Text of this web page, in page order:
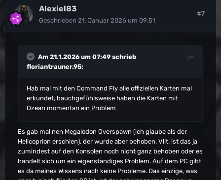
das ganze an Wildcard zu melden. Dann besteht
nämlich die Möglichkeit, das du keinen Einfluss
darauf nehmen kannst. Leider kenne ich mich mit
auch dieses problem
Alexiel83
Geschrieben 21. Januar 2026 um 09:51
#7
Am 21.1.2026 um 07:49 schrieb
floriantrauner.95:
Hab mal mit den Command Fly alle offiziellen Karten mal
erkundet, bauchgefühlsweise haben die Karten mit
Ozean momentan ein Problem
Es gab mal nen Megalodon Overspawn (ich glaube als der
Helicoprion erschien), der wurde aber behoben. Vllt. ist das ja
zumindest auf den Konsolen noch nicht ganz behoben oder es
handelt sich um ein eigenständiges Problem. Auf dem PC gibt
es da meines Wissens nach keine Probleme. Das einzige, was